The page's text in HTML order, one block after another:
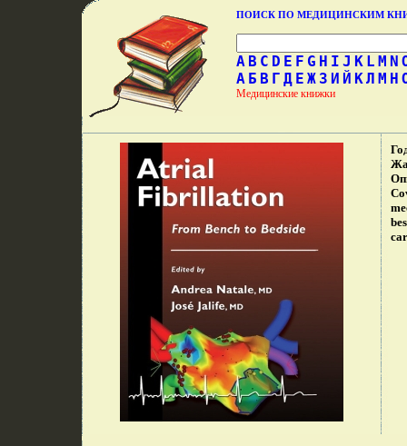
ПОИСК ПО МЕДИЦИНСКИМ
A B C D E F G H I J K L M N
А Б В Г Д Е Ж З И Й КЛ М Н
Медицинские книжки